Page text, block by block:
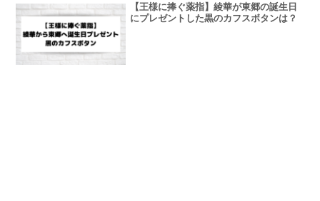
【王様に捧ぐ薬指】綾華が東郷の誕生日
にプレゼントした黒のカフスボタンは？